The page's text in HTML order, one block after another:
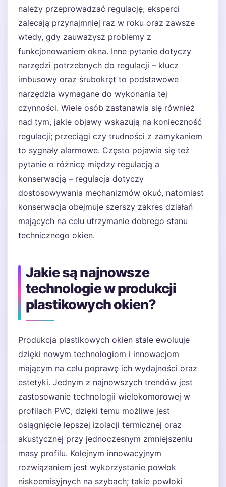
należy przeprowadzać regulację; eksperci
zalecają przynajmniej raz w roku oraz zawsze
wtedy, gdy zauważysz problemy z
funkcjonowaniem okna. Inne pytanie dotyczy
narzędzi potrzebnych do regulacji – klucz
imbusowy oraz śrubokręt to podstawowe
narzędzia wymagane do wykonania tej
czynności. Wiele osób zastanawia się również
nad tym, jakie objawy wskazują na konieczność
regulacji; przeciągi czy trudności z zamykaniem
to sygnały alarmowe. Często pojawia się też
pytanie o różnicę między regulacją a
konserwacją – regulacja dotyczy
dostosowywania mechanizmów okuć, natomiast
konserwacja obejmuje szerszy zakres działań
mających na celu utrzymanie dobrego stanu
technicznego okien.
Jakie są najnowsze
technologie w produkcji
plastikowych okien?
Produkcja plastikowych okien stale ewoluuje
dzięki nowym technologiom i innowacjom
mającym na celu poprawę ich wydajności oraz
estetyki. Jednym z najnowszych trendów jest
zastosowanie technologii wielokomorowej w
profilach PVC; dzięki temu możliwe jest
osiągnięcie lepszej izolacji termicznej oraz
akustycznej przy jednoczesnym zmniejszeniu
masy profilu. Kolejnym innowacyjnym
rozwiązaniem jest wykorzystanie powłok
niskoemisyjnych na szybach; takie powłoki